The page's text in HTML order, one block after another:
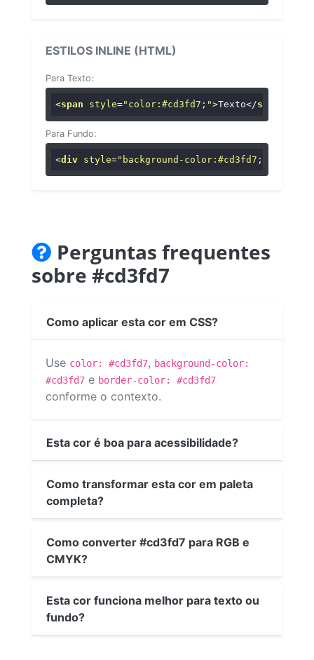
ESTILOS INLINE (HTML)
Para Texto:
<span style="color:#cd3fd7;">Texto</span
Para Fundo:
<div style="background-color:#cd3fd7;"
Perguntas frequentes
sobre #cd3fd7
Como aplicar esta cor em CSS?
Use color: #cd3fd7, background-color:
#cd3fd7 e border-color: #cd3fd7
conforme o contexto.
Esta cor é boa para acessibilidade?
Como transformar esta cor em paleta
completa?
Como converter #cd3fd7 para RGB e
CMYK?
Esta cor funciona melhor para texto ou
fundo?